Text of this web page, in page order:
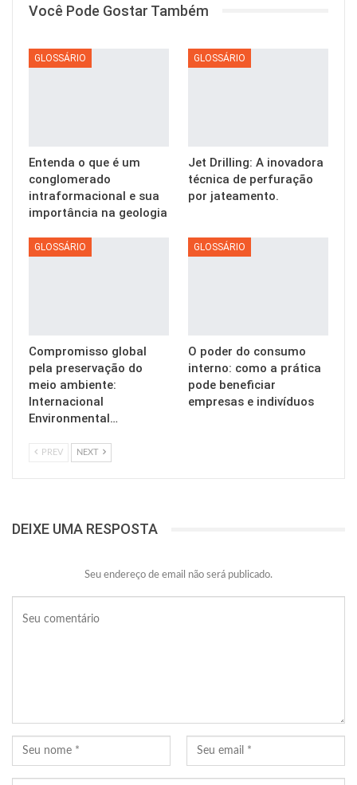
Você Pode Gostar Também
GLOSSÁRIO
Entenda o que é um
conglomerado
intraformacional e sua
importância na geologia
GLOSSÁRIO
Jet Drilling: A inovadora
técnica de perfuração
por jateamento.
GLOSSÁRIO
Compromisso global
pela preservação do
meio ambiente:
Internacional
Environmental…
GLOSSÁRIO
O poder do consumo
interno: como a prática
pode beneficiar
empresas e indivíduos
PREV NEXT
DEIXE UMA RESPOSTA
Seu endereço de email não será publicado.